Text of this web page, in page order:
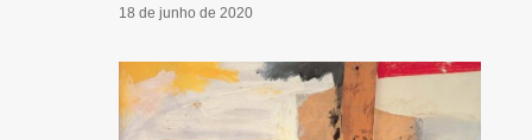
18 de junho de 2020